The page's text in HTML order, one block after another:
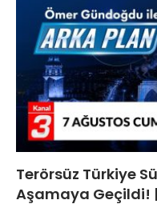
Terörsüz Türkiye
Aşamaya Geçildi!